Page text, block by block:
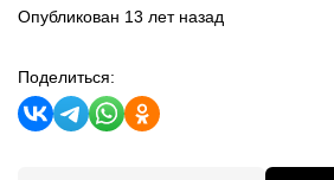
Опубликован 13 лет назад
Поделиться: